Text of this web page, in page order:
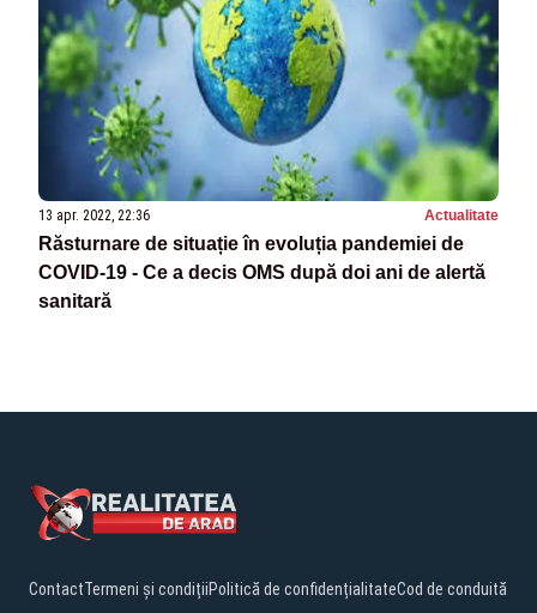
13 apr. 2022, 22:36 Actualitate
Răsturnare de situație în evoluția pandemiei de
COVID-19 - Ce a decis OMS după doi ani de alertă
sanitară
ContactTermeni și condițiiPolitică de confidențialitateCod de conduită